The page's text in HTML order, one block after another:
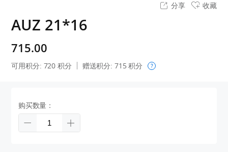
分享 收藏
AUZ 21*16
715.00
可用积分: 720积分 赠送积分: 715 积分 ?
购买数量：